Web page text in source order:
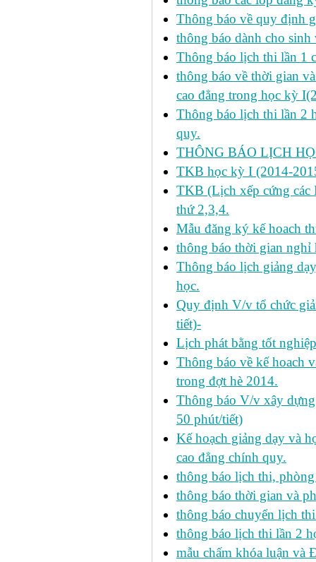
Thông báo về quy định
thông báo dành cho
Thông báo lịch thi lần 1
thông báo về thời gian
cao đẳng trong học kỳ
Thông báo lịch thi lần 2
quy.
THÔNG BÁO LỊCH
TKB học kỳ I (2014-
TKB (Lịch xếp cứng các
thứ 2,3,4.
Mẫu đăng ký kế hoach
thông báo thời gian
Thông báo lịch giảng
học.
Quy định V/v tổ chức
tiết)-
Lịch phát bằng tốt
Thông báo về kế hoach
trong đợt hè 2014.
Thông báo V/v xây
50 phút/tiết)
Kế hoạch giảng dạy và
cao đẳng chính quy.
thông báo lịch thi,
thông báo thời gian và
thông báo chuyển lịch
thông báo lịch thi lần 2
mẫu chấm khóa luận và